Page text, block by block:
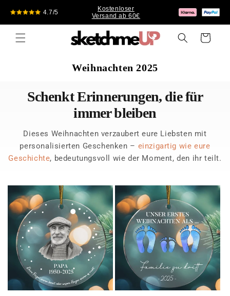
zum
4.7/5
Kostenloser
Versand ab 60€
Warenkorb
Weihnachten 2025
Schenkt Erinnerungen, die für
immer bleiben
Dieses Weihnachten verzaubert eure Liebsten mit
personalisierten Geschenken – einzigartig wie eure
Geschichte, bedeutungsvoll wie der Moment, den ihr teilt.